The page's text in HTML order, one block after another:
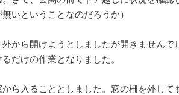
いということなのだろうか）
から開けようとしましたが開きませんで
だけの作業となりました。
ら入ることとしました。窓の柵を外して